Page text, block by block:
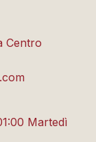
Centro
Martedì